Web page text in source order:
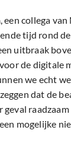
een collega
tijd rond
uitbraak
de digitale
we echt
dat de
geval
mogelijke